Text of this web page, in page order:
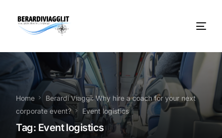
Home
Berardi Viaggi: Why hire a coach for your next
corporate event?
Event logistics
Tag: Event logistics
Chi Siamo
Noleggio
Autobus servizi